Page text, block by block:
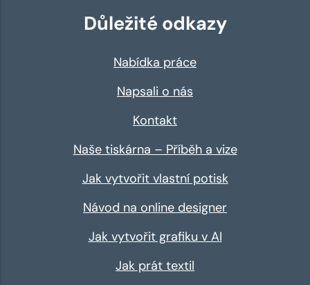
Důležité odkazy
Nabídka práce
Napsali o nás
Kontakt
Naše tiskárna – Příběh a vize
Jak vytvořit vlastní potisk
Návod na online designer
Jak vytvořit grafiku v AI
Jak prát textil